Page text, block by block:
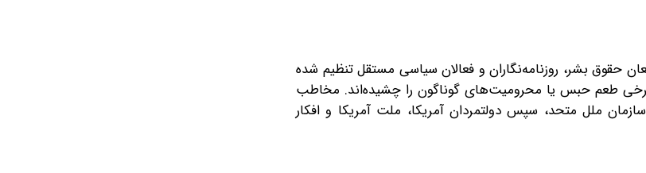
حقوق بشر، روزنامه‌نگاران و فعالان سیاسی مستقل تنظیم شده
طعم حبس یا محرومیت‌های گوناگون را چشیده‌اند. مخاطب
ملل متحد، سپس دولتمردان آمریکا، ملت آمریکا و افکار